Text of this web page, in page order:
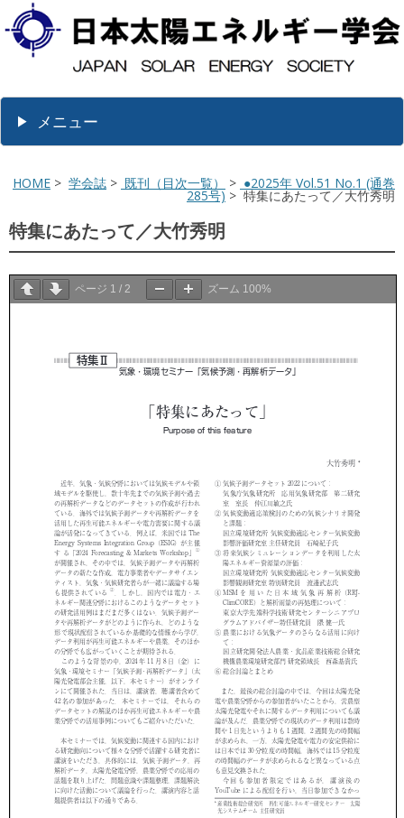
メニュー
HOME > 学会誌 > 既刊（目次一覧） > ●2025年 Vol.51 No.1 (通巻
285号) > 特集にあたって／大竹秀明
特集にあたって／大竹秀明
ページ 1 / 2 ズーム 100%